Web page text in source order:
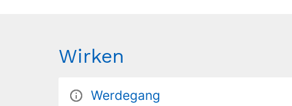
Wirken
Werdegang